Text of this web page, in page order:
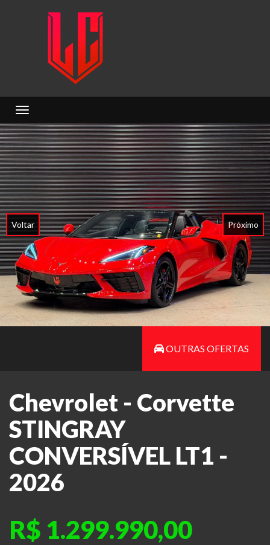
Toggle navigation
Voltar Próximo
OUTRAS OFERTAS
Chevrolet - Corvette
STINGRAY
CONVERSÍVEL LT1 -
2026
R$ 1.299.990,00